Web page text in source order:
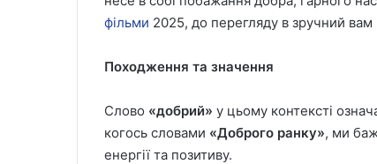
фільми 2025, до перегляду в зручний вам
Походження та значення
Слово «добрий» у цьому контексті
когось словами «Доброго ранку», ми
енергії та позитиву.